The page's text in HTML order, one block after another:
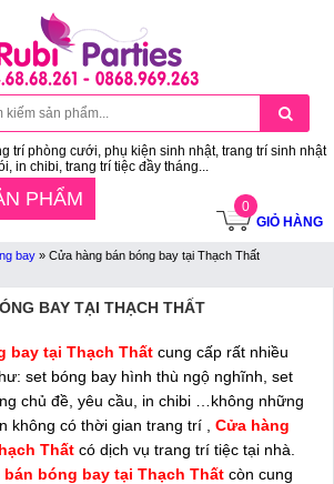
trí phòng cưới, phụ kiện sinh nhật, trang trí sinh nhật
in chibi, trang trí tiệc đầy tháng...
0
GIỎ HÀNG
PHẨM
bay » Cửa hàng bán bóng bay tại Thạch Thất
BAY TẠI THẠCH THẤT
bay tại Thạch Thất cung cấp rất nhiều
set bóng bay hình thù ngộ nghĩnh, set
chủ đề, yêu cầu, in chibi …không những
không có thời gian trang trí , Cửa hàng
Thất có dịch vụ trang trí tiệc tại nhà.
bán bóng bay tại Thạch Thất còn cung